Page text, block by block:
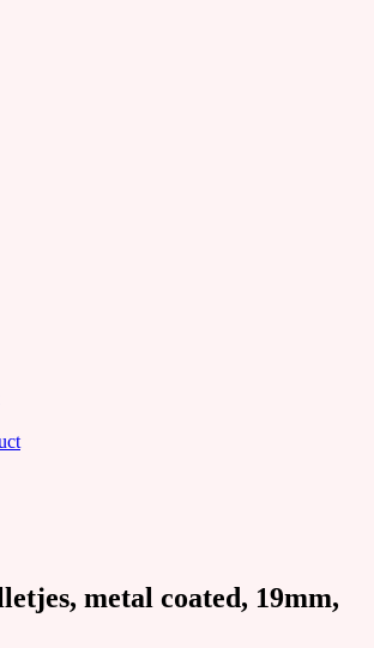
metal coated, 19mm,